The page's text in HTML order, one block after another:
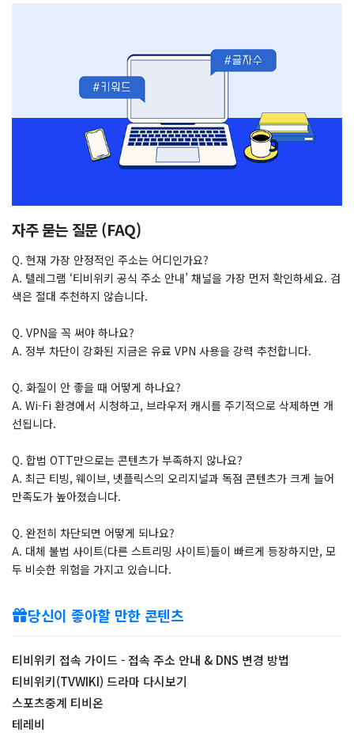
자주 묻는 질문 (FAQ)
Q. 현재 가장 안정적인 주소는 어디인가요?
A. 텔레그램 ‘티비위키 공식 주소 안내’ 채널을 가장 먼저 확인하세요. 검
색은 절대 추천하지 않습니다.
Q. VPN을 꼭 써야 하나요?
A. 정부 차단이 강화된 지금은 유료 VPN 사용을 강력 추천합니다.
Q. 화질이 안 좋을 때 어떻게 하나요?
A. Wi-Fi 환경에서 시청하고, 브라우저 캐시를 주기적으로 삭제하면 개
선됩니다.
Q. 합법 OTT만으로는 콘텐츠가 부족하지 않나요?
A. 최근 티빙, 웨이브, 넷플릭스의 오리지널과 독점 콘텐츠가 크게 늘어
만족도가 높아졌습니다.
Q. 완전히 차단되면 어떻게 되나요?
A. 대체 불법 사이트(다른 스트리밍 사이트)들이 빠르게 등장하지만, 모
두 비슷한 위험을 가지고 있습니다.
당신이 좋아할 만한 콘텐츠
티비위키 접속 가이드 - 접속 주소 안내 & DNS 변경 방법
티비위키(TVWIKI) 드라마 다시보기
스포츠중계 티비온
테레비